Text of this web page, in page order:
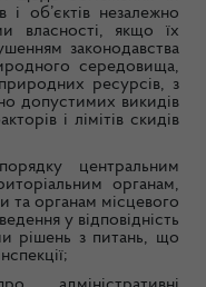
і об’єктів незалежно
власності, якщо їх
законодавства
середовища,
ресурсів, з
допустимих викидів
і лімітів скидів
центральним
органам,
та органам місцевого
у відповідність
рішень з питань, що